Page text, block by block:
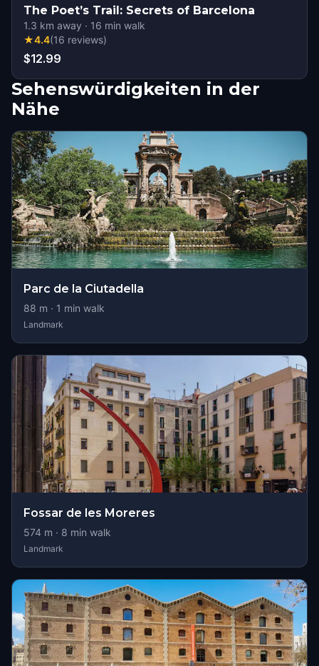
The Poet’s Trail: Secrets of Barcelona
1.3 km away · 16 min walk
★4.4(16 reviews)
$12.99
Sehenswürdigkeiten in der
Nähe
Parc de la Ciutadella
88 m · 1 min walk
Landmark
Fossar de les Moreres
574 m · 8 min walk
Landmark